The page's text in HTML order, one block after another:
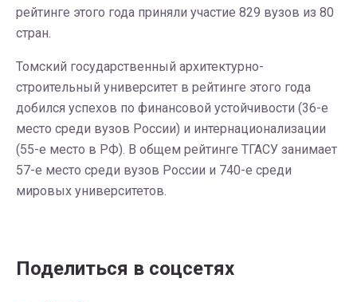
рейтинге этого года приняли участие 829 вузов из 80
стран.
Томский государственный архитектурно-
строительный университет в рейтинге этого года
добился успехов по финансовой устойчивости (36-е
место среди вузов России) и интернационализации
(55-е место в РФ). В общем рейтинге ТГАСУ занимает
57-е место среди вузов России и 740-е среди
мировых университетов.
Поделиться в соцсетях